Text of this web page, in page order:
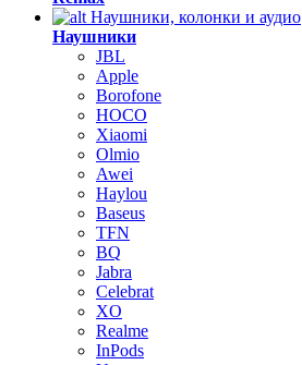
Наушники, колонки и аудио
Наушники
JBL
Apple
Borofone
HOCO
Xiaomi
Olmio
Awei
Haylou
Baseus
TFN
BQ
Jabra
Celebrat
XO
Realme
InPods